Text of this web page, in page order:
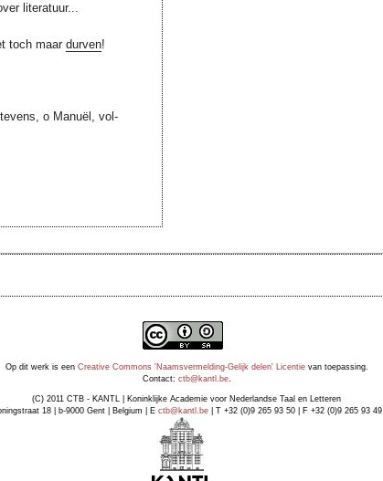
literatuur...
toch maar durven!
o Manuël, vol-
Op dit werk is een Creative Commons 'Naamsvermelding-Gelijk delen' Licentievan toepassing.
Contact: ctb@kantl.be.
(C) 2011 CTB - KANTL | Koninklijke Academie voor Nederlandse Taal en Letteren
18 | b-9000 Gent | Belgium | E ctb@kantl.be| T +32 (0)9 265 93 50 | F +32 (0)9 265 93 49